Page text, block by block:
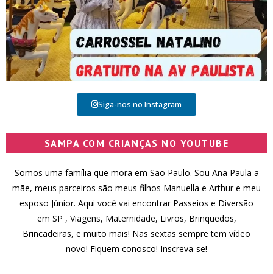
Siga-nos no Instagram
SAMPA COM CRIANÇAS NO YOUTUBE
Somos uma família que mora em São Paulo. Sou Ana Paula a
mãe, meus parceiros são meus filhos Manuella e Arthur e meu
esposo Júnior. Aqui você vai encontrar Passeios e Diversão
em SP , Viagens, Maternidade, Livros, Brinquedos,
Brincadeiras, e muito mais! Nas sextas sempre tem vídeo
novo! Fiquem conosco! Inscreva-se!